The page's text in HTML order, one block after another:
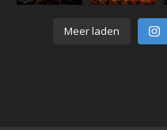
Meer laden